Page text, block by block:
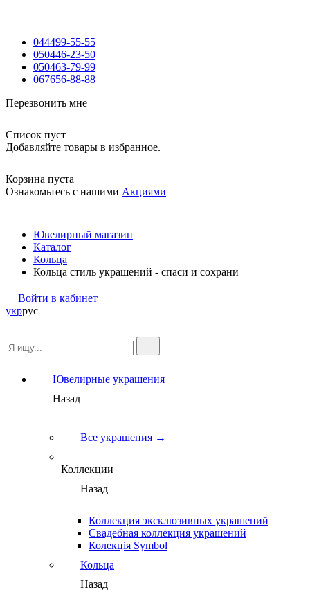
044499-55-55
050446-23-50
050463-79-99
067656-88-88
Перезвонить мне
Список пуст
Добавляйте товары в избранное.
Корзина пуста
Ознакомьтесь с нашими Акциями
Ювелирный магазин
Каталог
Кольца
Кольца стиль украшений - спаси и сохрани
Войти в кабинет
укррус
Ювелирные украшения
Назад
Все украшения →
Коллекции
Назад
Коллекция эксклюзивных украшений
Свадебная коллекция украшений
Колекція Symbol
Кольца
Назад